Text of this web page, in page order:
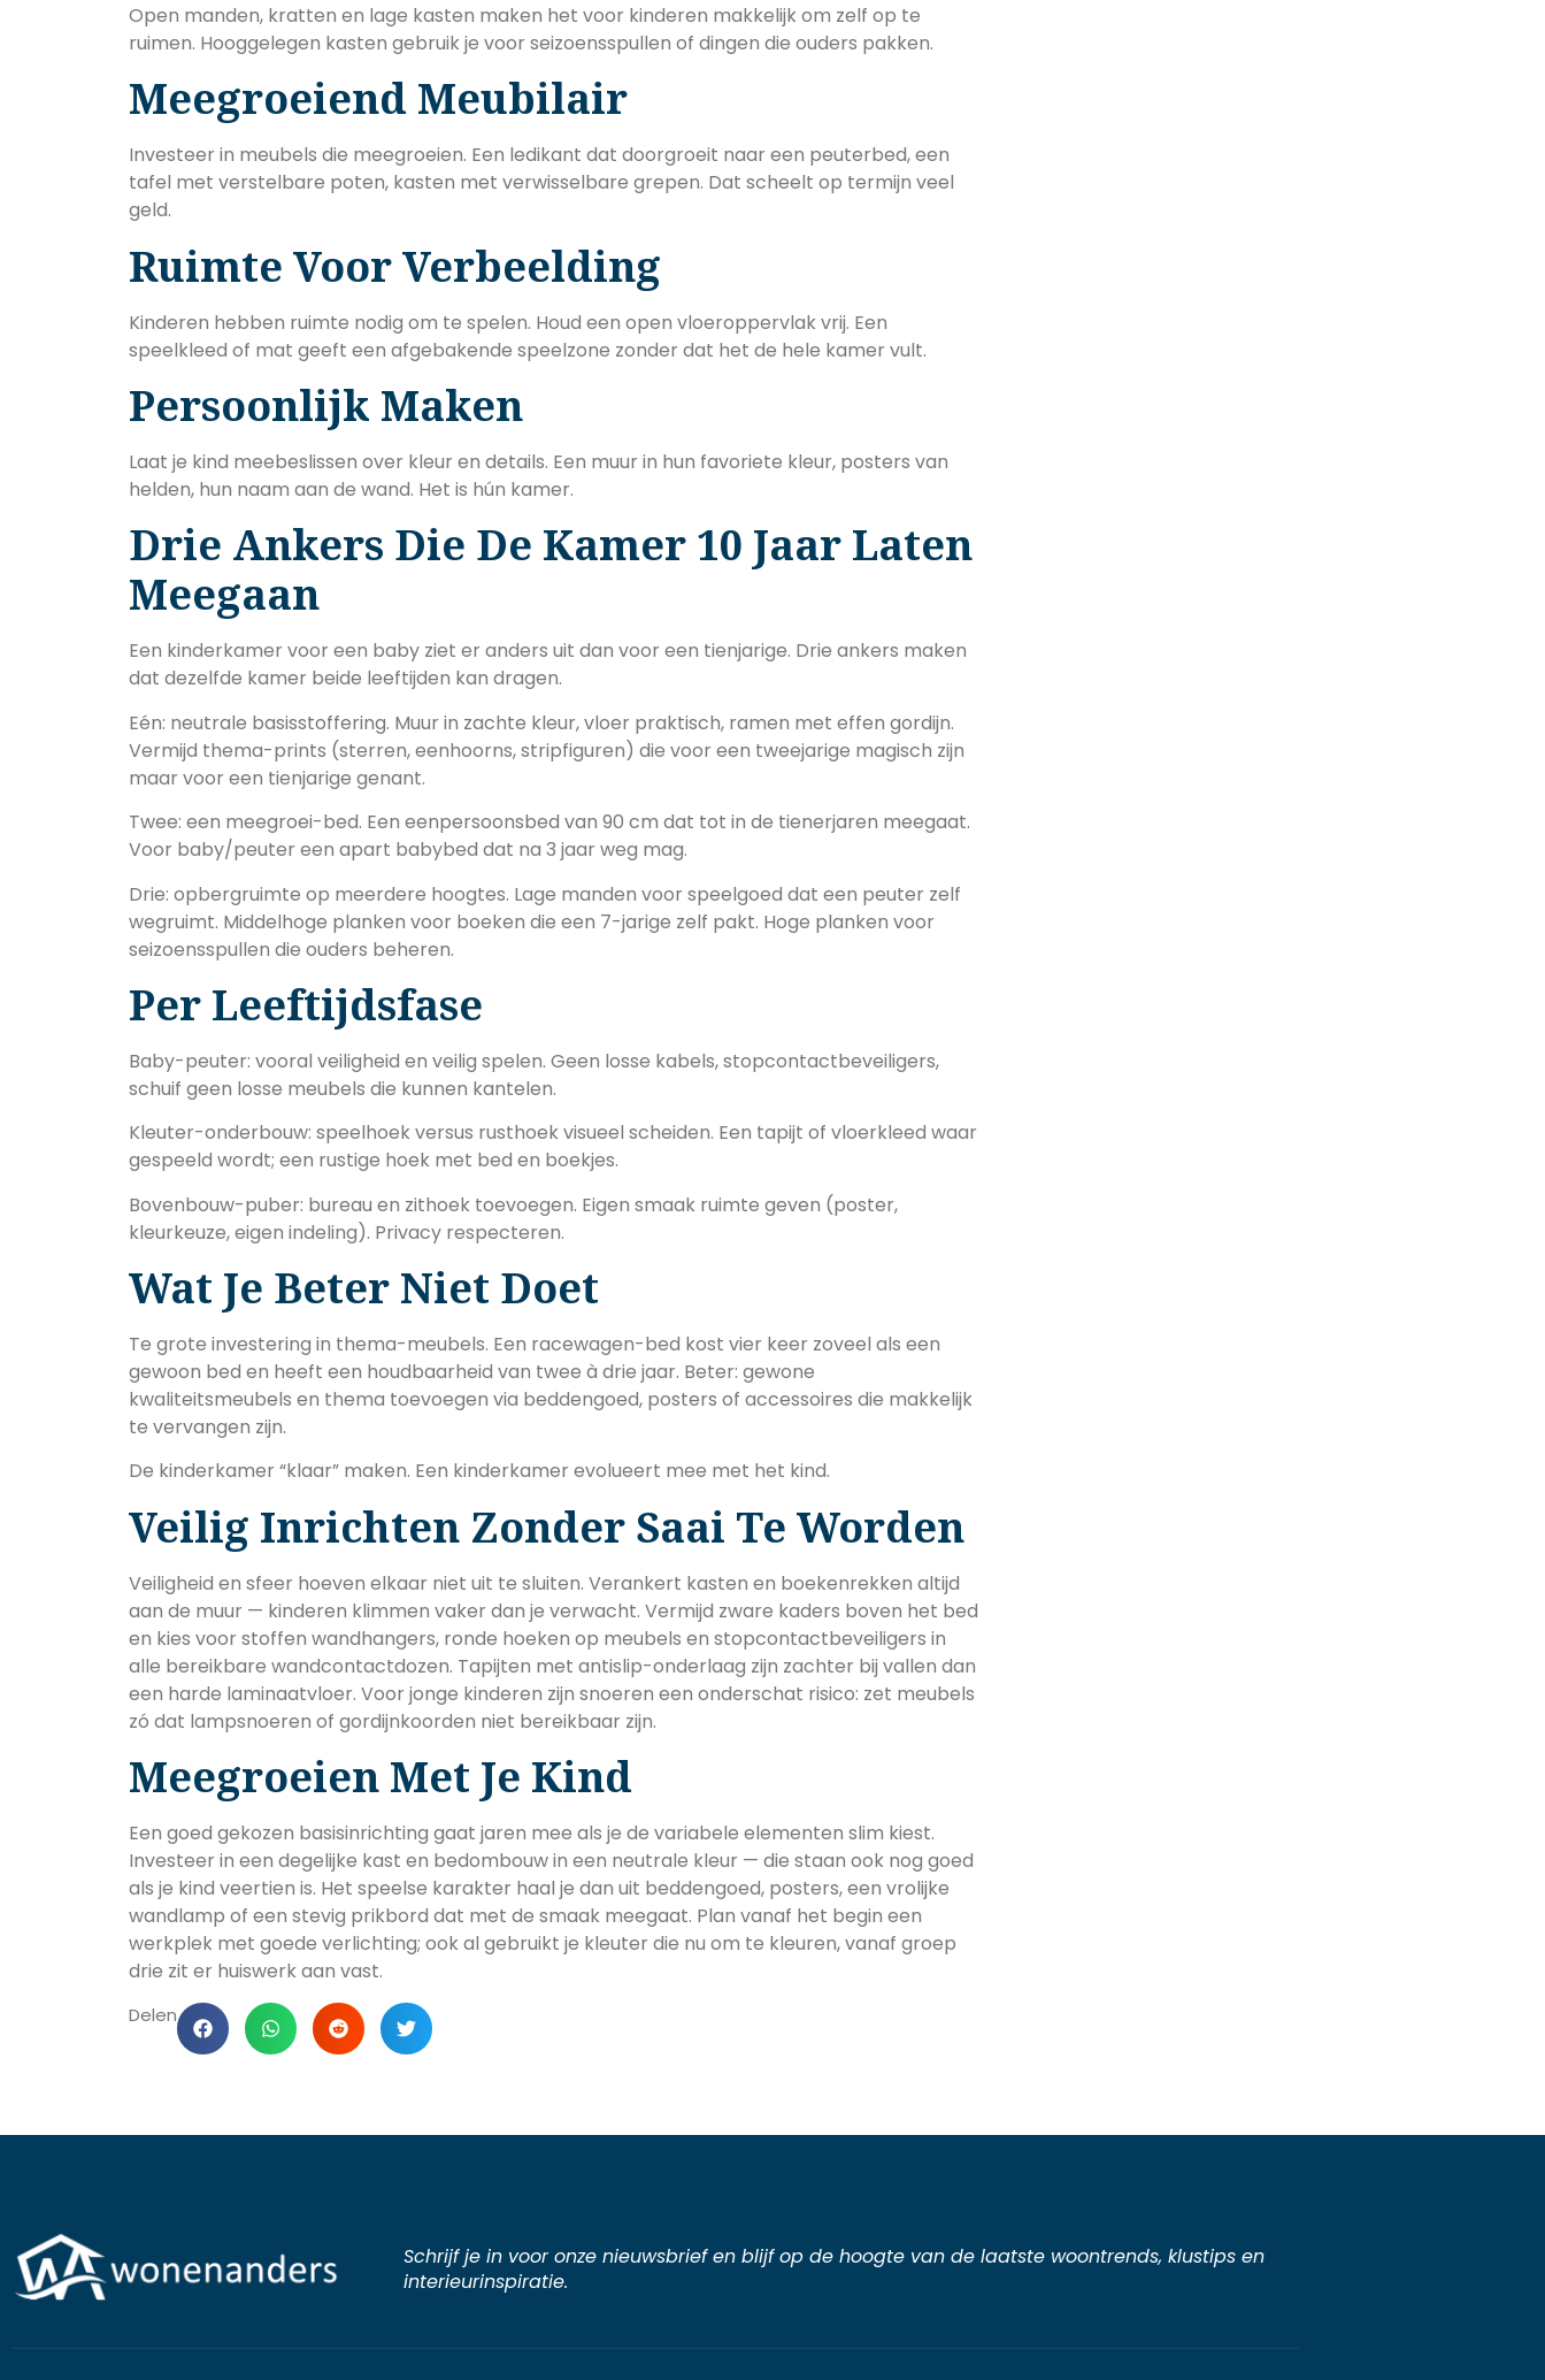
Open manden, kratten en lage kasten maken het voor kinderen makkelijk om zelf op te
ruimen. Hooggelegen kasten gebruik je voor seizoensspullen of dingen die ouders pakken.
Meegroeiend Meubilair
Investeer in meubels die meegroeien. Een ledikant dat doorgroeit naar een peuterbed, een
tafel met verstelbare poten, kasten met verwisselbare grepen. Dat scheelt op termijn veel
geld.
Ruimte Voor Verbeelding
Kinderen hebben ruimte nodig om te spelen. Houd een open vloeroppervlak vrij. Een
speelkleed of mat geeft een afgebakende speelzone zonder dat het de hele kamer vult.
Persoonlijk Maken
Laat je kind meebeslissen over kleur en details. Een muur in hun favoriete kleur, posters van
helden, hun naam aan de wand. Het is hún kamer.
Drie Ankers Die De Kamer 10 Jaar Laten
Meegaan
Een kinderkamer voor een baby ziet er anders uit dan voor een tienjarige. Drie ankers maken
dat dezelfde kamer beide leeftijden kan dragen.
Eén: neutrale basisstoffering. Muur in zachte kleur, vloer praktisch, ramen met effen gordijn.
Vermijd thema-prints (sterren, eenhoorns, stripfiguren) die voor een tweejarige magisch zijn
maar voor een tienjarige genant.
Twee: een meegroei-bed. Een eenpersoonsbed van 90 cm dat tot in de tienerjaren meegaat.
Voor baby/peuter een apart babybed dat na 3 jaar weg mag.
Drie: opbergruimte op meerdere hoogtes. Lage manden voor speelgoed dat een peuter zelf
wegruimt. Middelhoge planken voor boeken die een 7-jarige zelf pakt. Hoge planken voor
seizoensspullen die ouders beheren.
Per Leeftijdsfase
Baby-peuter: vooral veiligheid en veilig spelen. Geen losse kabels, stopcontactbeveiligers,
schuif geen losse meubels die kunnen kantelen.
Kleuter-onderbouw: speelhoek versus rusthoek visueel scheiden. Een tapijt of vloerkleed waar
gespeeld wordt; een rustige hoek met bed en boekjes.
Bovenbouw-puber: bureau en zithoek toevoegen. Eigen smaak ruimte geven (poster,
kleurkeuze, eigen indeling). Privacy respecteren.
Wat Je Beter Niet Doet
Te grote investering in thema-meubels. Een racewagen-bed kost vier keer zoveel als een
gewoon bed en heeft een houdbaarheid van twee à drie jaar. Beter: gewone
kwaliteitsmeubels en thema toevoegen via beddengoed, posters of accessoires die makkelijk
te vervangen zijn.
De kinderkamer “klaar” maken. Een kinderkamer evolueert mee met het kind.
Veilig Inrichten Zonder Saai Te Worden
Veiligheid en sfeer hoeven elkaar niet uit te sluiten. Verankert kasten en boekenrekken altijd
aan de muur — kinderen klimmen vaker dan je verwacht. Vermijd zware kaders boven het bed
en kies voor stoffen wandhangers, ronde hoeken op meubels en stopcontactbeveiligers in
alle bereikbare wandcontactdozen. Tapijten met antislip-onderlaag zijn zachter bij vallen dan
een harde laminaatvloer. Voor jonge kinderen zijn snoeren een onderschat risico: zet meubels
zó dat lampsnoeren of gordijnkoorden niet bereikbaar zijn.
Meegroeien Met Je Kind
Een goed gekozen basisinrichting gaat jaren mee als je de variabele elementen slim kiest.
Investeer in een degelijke kast en bedombouw in een neutrale kleur — die staan ook nog goed
als je kind veertien is. Het speelse karakter haal je dan uit beddengoed, posters, een vrolijke
wandlamp of een stevig prikbord dat met de smaak meegaat. Plan vanaf het begin een
werkplek met goede verlichting; ook al gebruikt je kleuter die nu om te kleuren, vanaf groep
drie zit er huiswerk aan vast.
Delen
Schrijf je in voor onze nieuwsbrief en blijf op de hoogte van de laatste woontrends, klustips en
interieurinspiratie.